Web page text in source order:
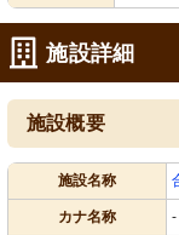
施設詳細
施設概要
施設名称
カナ名称 -